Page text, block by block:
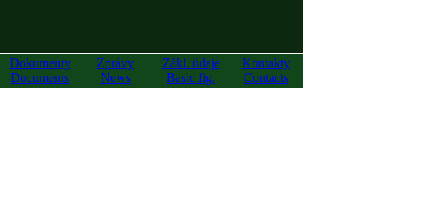
Dokumenty
Documents
Zprávy
News
Zákl. údaje
Basic fig.
Kontakty
Contacts